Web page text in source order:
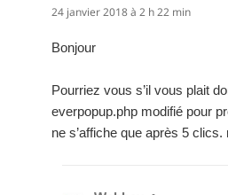
24 janvier 2018 à 2 h 22 min
Bonjour
Pourriez vous s’il vous plait
everpopup.php modifié pour
ne s’affiche que après 5 clics.